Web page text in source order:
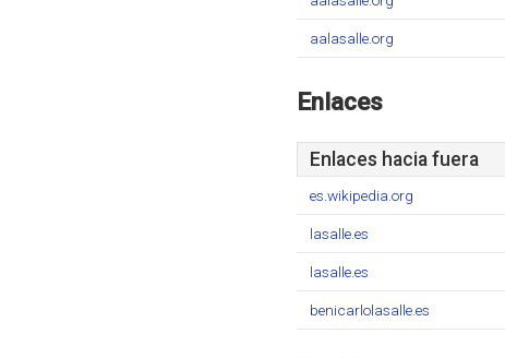
aalasalle.org
Enlaces
Enlaces hacia fuera
es.wikipedia.org
lasalle.es
lasalle.es
benicarlolasalle.es